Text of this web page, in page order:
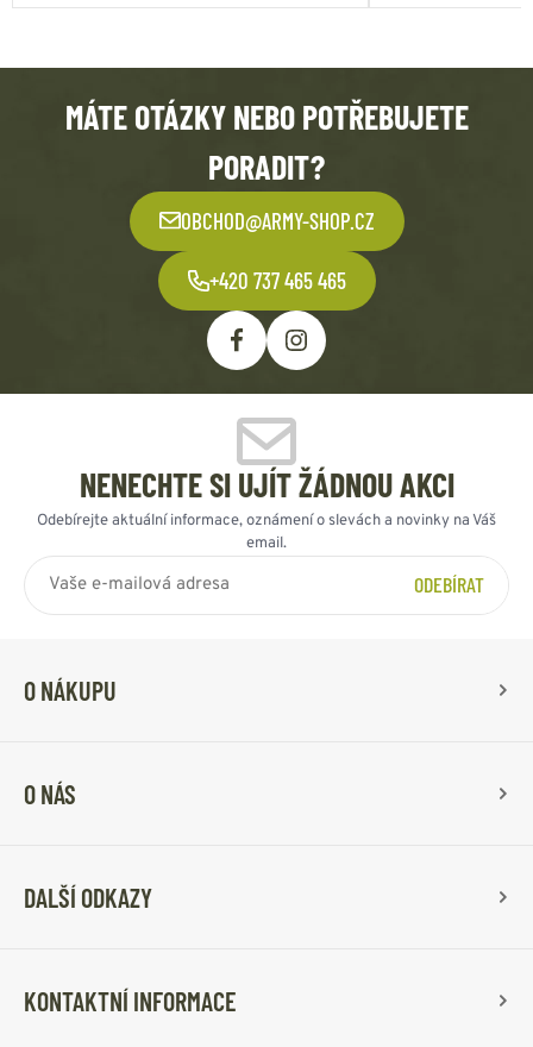
MÁTE OTÁZKY NEBO POTŘEBUJETE
PORADIT?
OBCHOD@ARMY-SHOP.CZ
+420 737 465 465
NENECHTE SI UJÍT ŽÁDNOU AKCI
Odebírejte aktuální informace, oznámení o slevách a novinky na Váš
email.
ODEBÍRAT
O NÁKUPU
O NÁS
DALŠÍ ODKAZY
KONTAKTNÍ INFORMACE